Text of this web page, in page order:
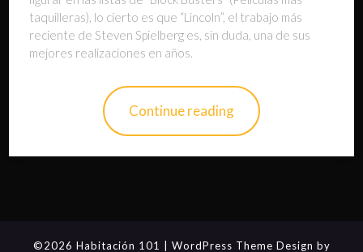
taquilleras), lo cierto es que “Lincoln”, el trabajo más
reciente de Steven Spielberg es, sin duda, una de sus
mejores realizaciones en años.
Continue reading
©2026 Habitación 101 | WordPress Theme Design by